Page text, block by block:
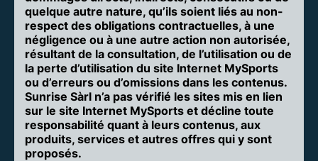
quelque autre nature, qu’ils soient liés au non-
respect des obligations contractuelles, à une
négligence ou à une autre action non autorisée,
résultant de la consultation, de l’utilisation ou de
la perte d’utilisation du site Internet MySports
ou d’erreurs ou d’omissions dans les contenus.
Sunrise Sàrl n’a pas vérifié les sites mis en lien
sur le site Internet MySports et décline toute
responsabilité quant à leurs contenus, aux
produits, services et autres offres qui y sont
proposés.